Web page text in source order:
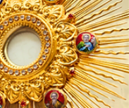
gerações marca esta
Eucaristia. Neste ano,
a produção dos
Rio Branco, com
Cate